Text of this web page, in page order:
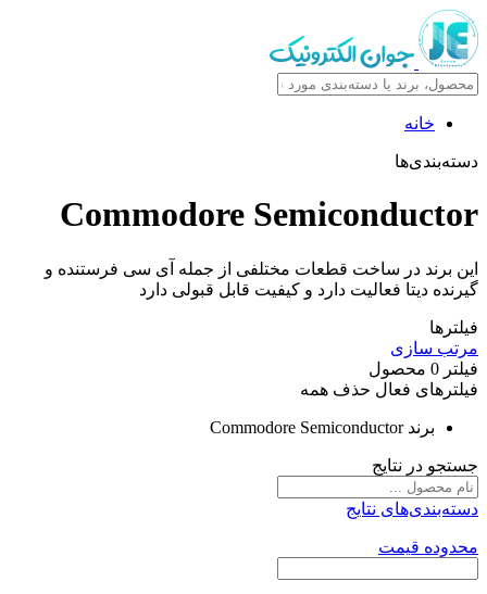
خانه
دسته‌بندی‌ها
Commodore Semiconductor
این برند در ساخت قطعات مختلفی از جمله آی سی فرستنده و
گیرنده دیتا فعالیت دارد و کیفیت قابل قبولی دارد
فیلترها
مرتب سازی
فیلتر 0 محصول
فیلترهای فعال حذف همه
برند Commodore Semiconductor
جستجو در نتایج
دسته‌بندی‌های نتایج
محدوده قیمت